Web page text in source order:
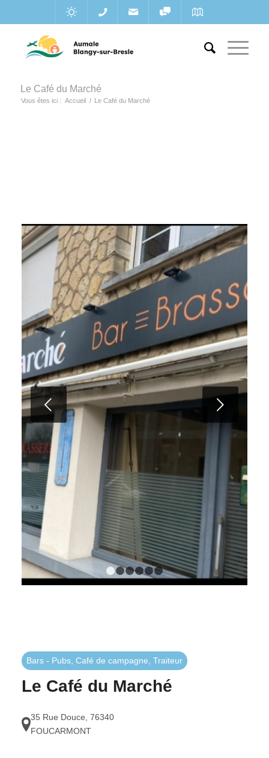
Le Café du Marché
Vous êtes ici : Accueil / Le Café du Marché
Suivant
1 2 3 4 5 6
Bars - Pubs, Café de campagne, Traiteur
Le Café du Marché
35 Rue Douce 76340
FOUCARMONT